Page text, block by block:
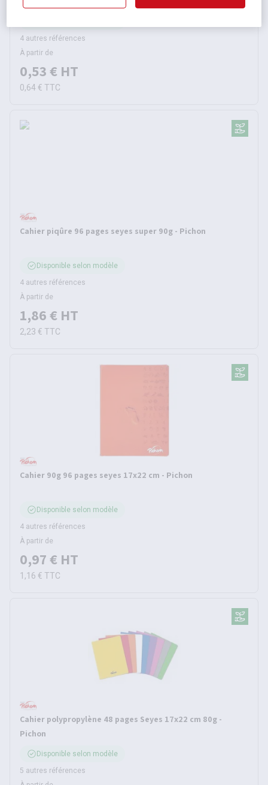
4 autres références
À partir de
0,53 € HT
0,64 € TTC
Cahier piqûre 96 pages seyes super 90g - Pichon
Disponible selon modèle
4 autres références
À partir de
1,86 € HT
2,23 € TTC
Cahier 90g 96 pages seyes 17x22 cm - Pichon
Disponible selon modèle
4 autres références
À partir de
0,97 € HT
1,16 € TTC
Cahier polypropylène 48 pages Seyes 17x22 cm 80g -
Pichon
Disponible selon modèle
5 autres références